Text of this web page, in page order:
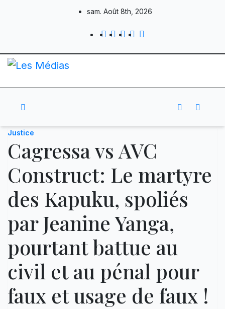
sam. Août 8th, 2026
Justice
Cagressa vs AVC
Construct: Le martyre
des Kapuku, spoliés
par Jeanine Yanga,
pourtant battue au
civil et au pénal pour
faux et usage de faux !